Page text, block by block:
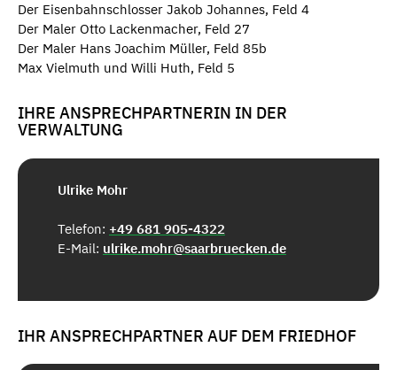
Der Eisenbahnschlosser Jakob Johannes, Feld 4
Der Maler Otto Lackenmacher, Feld 27
Der Maler Hans Joachim Müller, Feld 85b
Max Vielmuth und Willi Huth, Feld 5
IHRE ANSPRECHPARTNERIN IN DER
VERWALTUNG
Ulrike Mohr
Telefon: +49 681 905-4322
E-Mail: ulrike.mohr@saarbruecken.de
IHR ANSPRECHPARTNER AUF DEM FRIEDHOF